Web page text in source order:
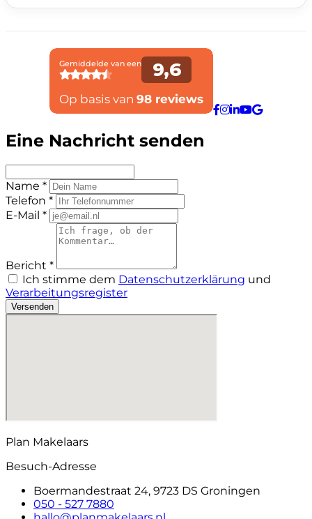
Eine Nachricht senden
Name *
Telefon *
E-Mail *
Bericht *
Ich stimme dem Datenschutzerklärung und
Verarbeitungsregister
Versenden
Plan Makelaars
Besuch-Adresse
Boermandestraat 24, 9723 DS Groningen
050 - 527 7880